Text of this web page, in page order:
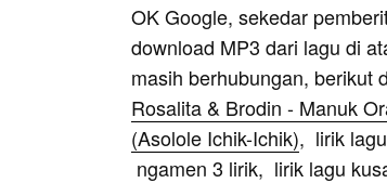
OK Google, sekedar
download MP3 dari lagu di
masih berhubungan, berikut
Rosalita & Brodin - Manuk
(Asolole Ichik-Ichik), lirik
ngamen 3 lirik, lirik lagu